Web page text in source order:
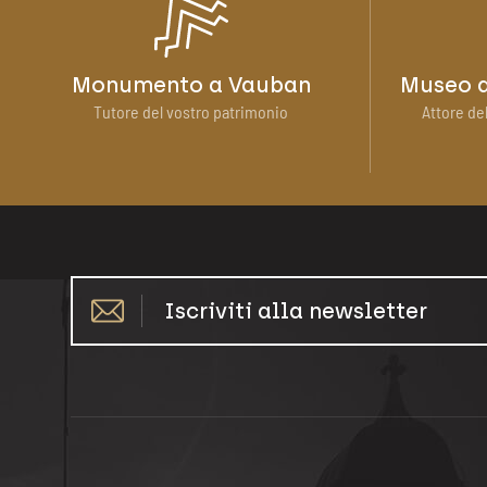
Monumento a Vauban
Tutore del vostro patrimonio
Museo
Attore
Iscriviti alla newsletter